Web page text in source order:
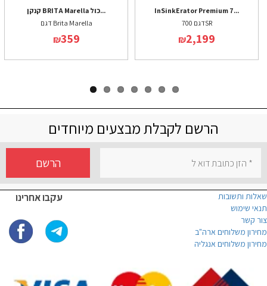
קנקן BRITA Marella כול...
דגם Brita Marella
₪359
InSinkErator Premium 7...
דגם 700SR
₪2,199
הרשם לקבלת מבצעים מיוחדים
הרשם
עקבו אחרינו
שאלות ותשובות
תנאי שימוש
צור קשר
מחירון משלוחים ארה"ב
מחירון משלוחים אנגליה